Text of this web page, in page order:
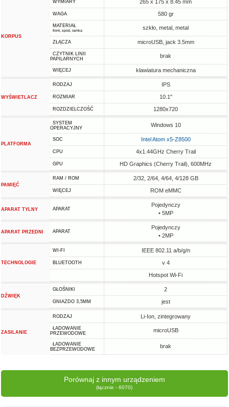
KORPUS
WYMIARY 265 x 175 x 8.45 mm
WAGA 580 gr
MATERIAŁ
front, spód, ramka szkło, metal, metal
ZŁĄCZA microUSB, jack 3.5mm
CZYTNIK LINII
PAPILARNYCH
brak
WIĘCEJ klawiatura mechaniczna
WYŚWIETLACZ
RODZAJ IPS
ROZMIAR 10.1"
ROZDZIELCZOŚĆ 1280x720
PLATFORMA
SYSTEM
OPERACYJNY
Windows 10
SOC Intel Atom x5-Z8500
CPU 4x1.44GHz Cherry Trail
GPU HD Graphics (Cherry Trail), 600MHz
PAMIĘĆ
RAM / ROM 2/32, 2/64, 4/64, 4/128 GB
WIĘCEJ ROM eMMC
APARAT TYLNY APARAT
Pojedynczy
• 5MP
APARAT PRZEDNI APARAT
Pojedynczy
• 2MP
TECHNOLOGIE
WI-FI IEEE 802.11 a/b/g/n
BLUETOOTH
v 4
Hotspot Wi-Fi
DŹWIĘK
GŁOŚNIKI 2
GNIAZDO 3,5MM jest
ZASILANIE
RODZAJ Li-Ion, zintegrowany
ŁADOWANIE
PRZEWODOWE
microUSB
ŁADOWANIE
BEZPRZEWODOWE
brak
Porównaj z innym urządzeniem
(łącznie - 6070)